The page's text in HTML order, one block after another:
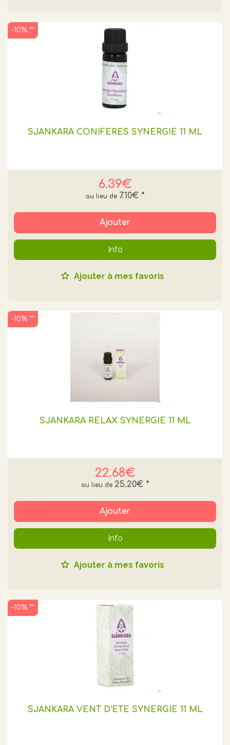
SJANKARA CONIFÈRES SYNERGIE 11 ML
6.39€
7.10€ *
-10% **
Ajouter
Info
Ajouter à mes favoris
SJANKARA RELAX SYNERGIE 11 ML
22.68€
25.20€ *
-10% **
Ajouter
Info
Ajouter à mes favoris
SJANKARA VENT D'ÉTÉ SYNERGIE 11 ML
-10% **